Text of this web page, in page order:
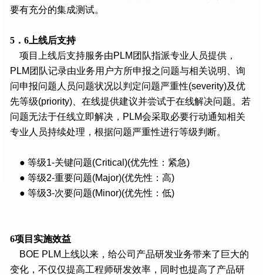
要有充分的集成测试。
5．6上线后支持
项目上线后支持服务由PLM团队指派专业人员提供，
PLM团队记录由业务用户方所申报之问题与相关说明、询
问申报问题人员问题状况以判定问题严重性(severity)及优
先等级(priority)、在线提供建议并尝试于在线解决问题。若
问题无法于任线立即解决，PLM会采取必要行动通知相关
专业人员持续处理，根据问题严重性进行等级判断。
● 等级1-关键问题(Critical)(优先性：紧急)
● 等级2-重要问题(Major)(优先性：高)
● 等级3-次要问题(Minor)(优先性：低)
6项目实施效益
BOE PLM上线以来，给公司产品研发业务带来了巨大的
变化，不仅仅提高工程师研发效率，同时也提高了产品研